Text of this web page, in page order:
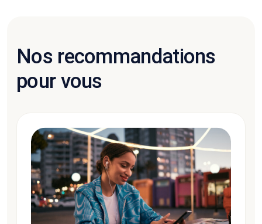
Nos recommandations
pour vous